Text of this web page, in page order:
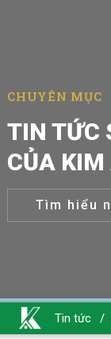
CỦA KIM
Tìm hiểu
Tin tức /